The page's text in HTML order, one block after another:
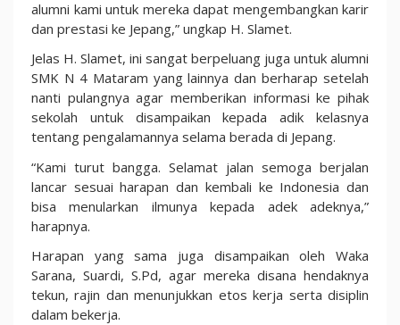
alumni kami untuk mereka dapat mengembangkan karir
dan prestasi ke Jepang,” ungkap H. Slamet.
Jelas H. Slamet, ini sangat berpeluang juga untuk alumni
SMK N 4 Mataram yang lainnya dan berharap setelah
nanti pulangnya agar memberikan informasi ke pihak
sekolah untuk disampaikan kepada adik kelasnya
tentang pengalamannya selama berada di Jepang.
“Kami turut bangga. Selamat jalan semoga berjalan
lancar sesuai harapan dan kembali ke Indonesia dan
bisa menularkan ilmunya kepada adek adeknya,”
harapnya.
Harapan yang sama juga disampaikan oleh Waka
Sarana, Suardi, S.Pd, agar mereka disana hendaknya
tekun, rajin dan menunjukkan etos kerja serta disiplin
dalam bekerja.